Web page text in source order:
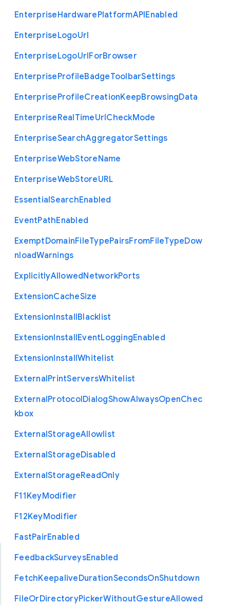
EnterpriseHardwarePlatformAPIEnabled
EnterpriseLogoUrl
EnterpriseLogoUrlForBrowser
EnterpriseProfileBadgeToolbarSettings
EnterpriseProfileCreationKeepBrowsingData
EnterpriseRealTimeUrlCheckMode
EnterpriseSearchAggregatorSettings
EnterpriseWebStoreName
EnterpriseWebStoreURL
EssentialSearchEnabled
EventPathEnabled
ExemptDomainFileTypePairsFromFileTypeDow
nloadWarnings
ExplicitlyAllowedNetworkPorts
ExtensionCacheSize
ExtensionInstallBlacklist
ExtensionInstallEventLoggingEnabled
ExtensionInstallWhitelist
ExternalPrintServersWhitelist
ExternalProtocolDialogShowAlwaysOpenChec
kbox
ExternalStorageAllowlist
ExternalStorageDisabled
ExternalStorageReadOnly
F11KeyModifier
F12KeyModifier
FastPairEnabled
FeedbackSurveysEnabled
FetchKeepaliveDurationSecondsOnShutdown
FileOrDirectoryPickerWithoutGestureAllowed